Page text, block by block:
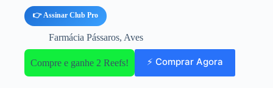
👉 Assinar Club Pro
Farmácia Pássaros, Aves
Compre e ganhe 2 Reefs! ⚡ Comprar Agora